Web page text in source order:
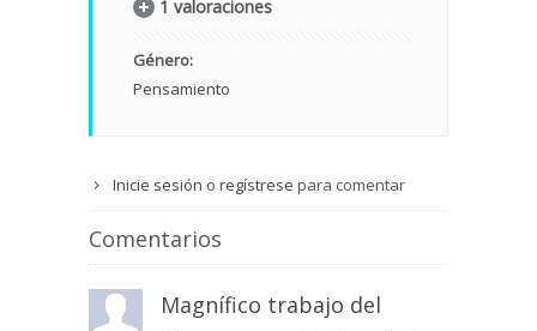
1 valoraciones
Género:
Pensamiento
Inicie sesión o regístrese para comentar
Comentarios
Magnífico trabajo del